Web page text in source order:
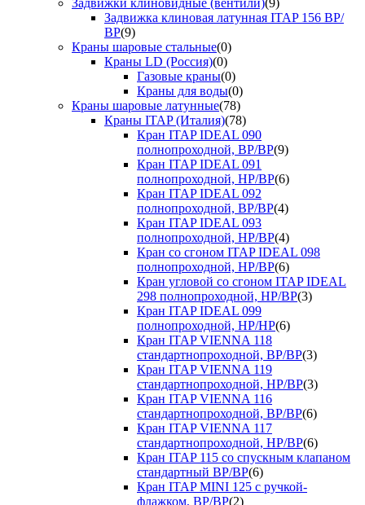
Задвижки клиновидные (вентили)(9)
Задвижка клиновая латунная ITAP 156 ВР/
ВР(9)
Краны шаровые стальные(0)
Краны LD (Россия)(0)
Газовые краны(0)
Краны для воды(0)
Краны шаровые латунные(78)
Краны ITAP (Италия)(78)
Кран ITAP IDEAL 090
полнопроходной, ВР/ВР(9)
Кран ITAP IDEAL 091
полнопроходной, НР/ВР(6)
Кран ITAP IDEAL 092
полнопроходной, ВР/ВР(4)
Кран ITAP IDEAL 093
полнопроходной, НР/ВР(4)
Кран со сгоном ITAP IDEAL 098
полнопроходной, НР/ВР(6)
Кран угловой со сгоном ITAP IDEAL
298 полнопроходной, НР/ВР(3)
Кран ITAP IDEAL 099
полнопроходной, НР/НР(6)
Кран ITAP VIENNA 118
стандартнопроходной, ВР/ВР(3)
Кран ITAP VIENNA 119
стандартнопроходной, НР/ВР(3)
Кран ITAP VIENNA 116
стандартнопроходной, ВР/ВР(6)
Кран ITAP VIENNA 117
стандартнопроходной, НР/ВР(6)
Кран ITAP 115 со спускным клапаном
стандартный ВР/ВР(6)
Кран ITAP MINI 125 с ручкой-
флажком, ВР/ВР(2)